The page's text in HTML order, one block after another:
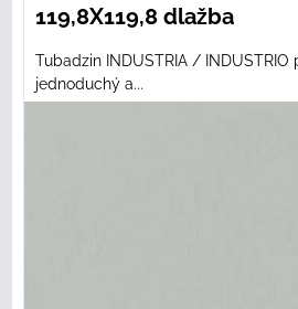
119,8X119,8 dlažba
Tubadzin INDUSTRIA /
jednoduchý a...